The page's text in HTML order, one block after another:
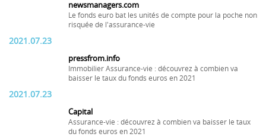
newsmanagers.com
Le fonds euro bat les unités de compte pour la poche non
risquée de l'assurance-vie
2021.07.23
pressfrom.info
Immobilier Assurance-vie : découvrez à combien va
baisser le taux du fonds euros en 2021
2021.07.23
Capital
Assurance-vie : découvrez à combien va baisser le taux
du fonds euros en 2021